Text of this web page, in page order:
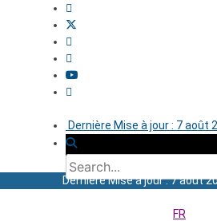
Dernière Mise à jour : 7 août
Dernière Mise à jour : 7 août
FR